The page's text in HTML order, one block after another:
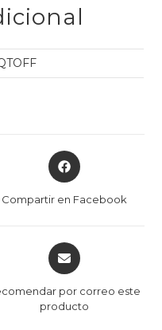
Compartir en Facebook
por correo este
producto